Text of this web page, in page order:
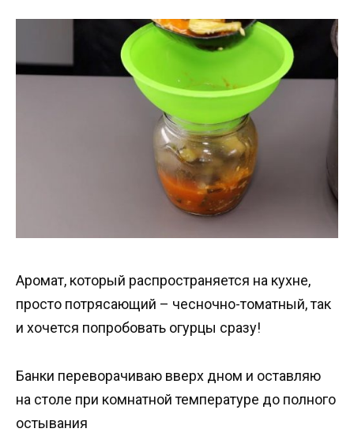
Аромат, который распространяется на кухне,
просто потрясающий – чесночно-томатный, так
и хочется попробовать огурцы сразу!
Банки переворачиваю вверх дном и оставляю
на столе при комнатной температуре до полного
остывания